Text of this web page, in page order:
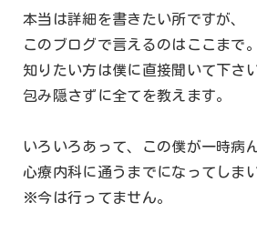
本当は詳細を書きたい所ですが、
このブログで言えるのはここまで。
知りたい方は僕に直接聞いて下さい
包み隠さずに全てを教えます。
いろいろあって、この僕が一時病
心療内科に通うまでになってしま
※今は行ってません。